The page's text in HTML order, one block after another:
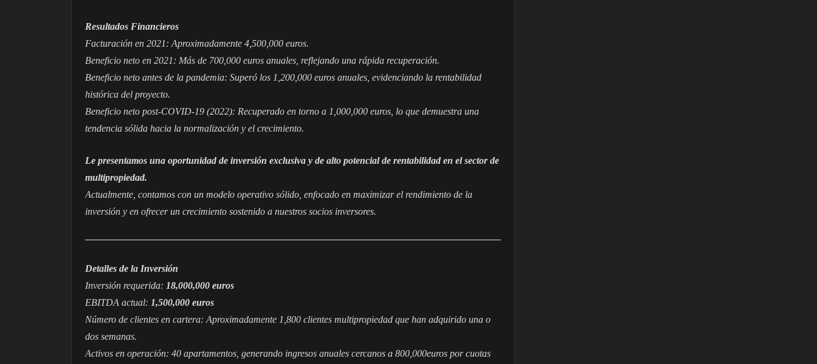
Resultados Financieros
Facturación en 2021: Aproximadamente 4,500,000 euros.
Beneficio neto en 2021: Más de 700,000 euros anuales, reflejando una rápida recuperación.
Beneficio neto antes de la pandemia: Superó los 1,200,000 euros anuales, evidenciando la rentabilidad
histórica del proyecto.
Beneficio neto post-COVID-19 (2022): Recuperado en torno a 1,000,000 euros, lo que demuestra una
tendencia sólida hacia la normalización y el crecimiento.
Le presentamos una oportunidad de inversión exclusiva y de alto potencial de rentabilidad en el sector de
multipropiedad.
Actualmente, contamos con un modelo operativo sólido, enfocado en maximizar el rendimiento de la
inversión y en ofrecer un crecimiento sostenido a nuestros socios inversores.
Detalles de la Inversión
Inversión requerida: 18,000,000 euros
EBITDA actual: 1,500,000 euros
Número de clientes en cartera: Aproximadamente 1,800 clientes multipropiedad que han adquirido una o
dos semanas.
Activos en operación: 40 apartamentos, generando ingresos anuales cercanos a 800,000euros por cuotas